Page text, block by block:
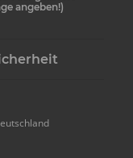
angeben!)